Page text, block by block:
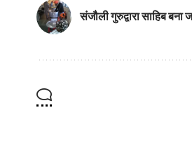
संजौली गुरुद्वारा साहिब